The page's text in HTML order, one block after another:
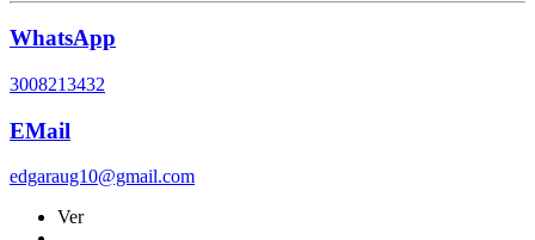
WhatsApp
3008213432
EMail
edgaraug10@gmail.com
Ver